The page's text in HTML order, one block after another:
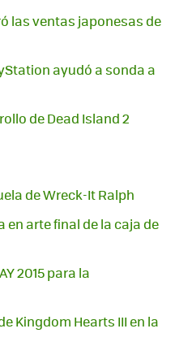
las ventas japonesas de
ayudó a sonda a
de Dead Island 2
de Wreck-It Ralph
en arte final de la caja de
2015 para la
Kingdom Hearts III en la